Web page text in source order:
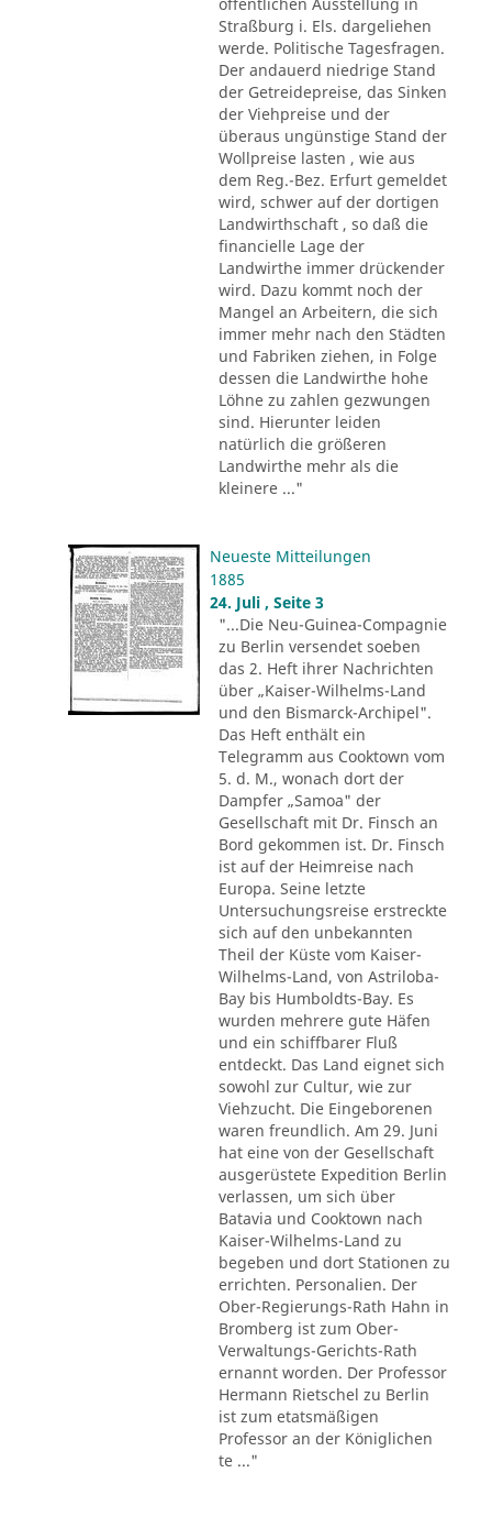
Straßburg i. Els. dargeliehen
werde. Politische Tagesfragen.
Der andauerd niedrige Stand
der Getreidepreise, das Sinken
der Viehpreise und der
überaus ungünstige Stand der
Wollpreise lasten , wie aus
dem Reg.-Bez. Erfurt gemeldet
wird, schwer auf der dortigen
Landwirthschaft , so daß die
financielle Lage der
Landwirthe immer drückender
wird. Dazu kommt noch der
Mangel an Arbeitern, die sich
immer mehr nach den Städten
und Fabriken ziehen, in Folge
dessen die Landwirthe hohe
Löhne zu zahlen gezwungen
sind. Hierunter leiden
natürlich die größeren
Landwirthe mehr als die
kleinere ..."
Neueste Mitteilungen
1885
24. Juli , Seite 3
"...Die Neu-Guinea-Compagnie
zu Berlin versendet soeben
das 2. Heft ihrer Nachrichten
über „Kaiser-Wilhelms-Land
und den Bismarck-Archipel".
Das Heft enthält ein
Telegramm aus Cooktown vom
5. d. M., wonach dort der
Dampfer „Samoa" der
Gesellschaft mit Dr. Finsch an
Bord gekommen ist. Dr. Finsch
ist auf der Heimreise nach
Europa. Seine letzte
Untersuchungsreise erstreckte
sich auf den unbekannten
Theil der Küste vom Kaiser-
Wilhelms-Land, von Astriloba-
Bay bis Humboldts-Bay. Es
wurden mehrere gute Häfen
und ein schiffbarer Fluß
entdeckt. Das Land eignet sich
sowohl zur Cultur, wie zur
Viehzucht. Die Eingeborenen
waren freundlich. Am 29. Juni
hat eine von der Gesellschaft
ausgerüstete Expedition Berlin
verlassen, um sich über
Batavia und Cooktown nach
Kaiser-Wilhelms-Land zu
begeben und dort Stationen zu
errichten. Personalien. Der
Ober-Regierungs-Rath Hahn in
Bromberg ist zum Ober-
Verwaltungs-Gerichts-Rath
ernannt worden. Der Professor
Hermann Rietschel zu Berlin
ist zum etatsmäßigen
Professor an der Königlichen
te ..."